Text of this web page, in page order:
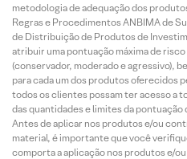
metodologia de adequação dos
Regras e Procedimentos ANBIMA de
de Distribuição de Produtos de
atribuir uma pontuação máxima de
(conservador, moderado e agressivo),
para cada um dos produtos oferecidos
todos os clientes possam ter acesso a
das quantidades e limites da pontuação
Antes de aplicar nos produtos e/ou
material, é importante que você
comporta a aplicação nos produtos e/